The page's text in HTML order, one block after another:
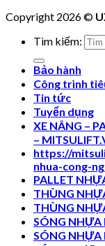
Copyright 2026 ©
Tìm kiếm:
Bảo hành
Công trình
Tin tức
Tuyển dụng
XE NÂNG –
–
https://
nhua-cong-
PALLET
THÙNG
THÙNG
SÓNG NHỰA
SÓNG NHỰA